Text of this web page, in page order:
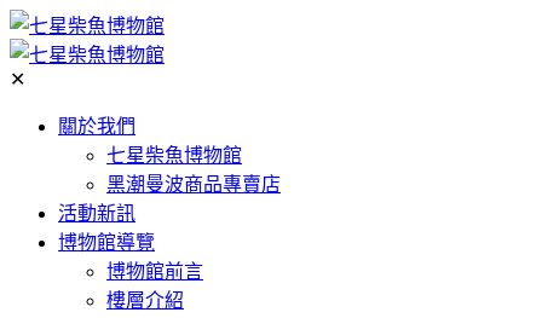
✕
關於我們
七星柴魚博物館
黑潮曼波商品專賣店
活動新訊
博物館導覽
博物館前言
樓層介紹